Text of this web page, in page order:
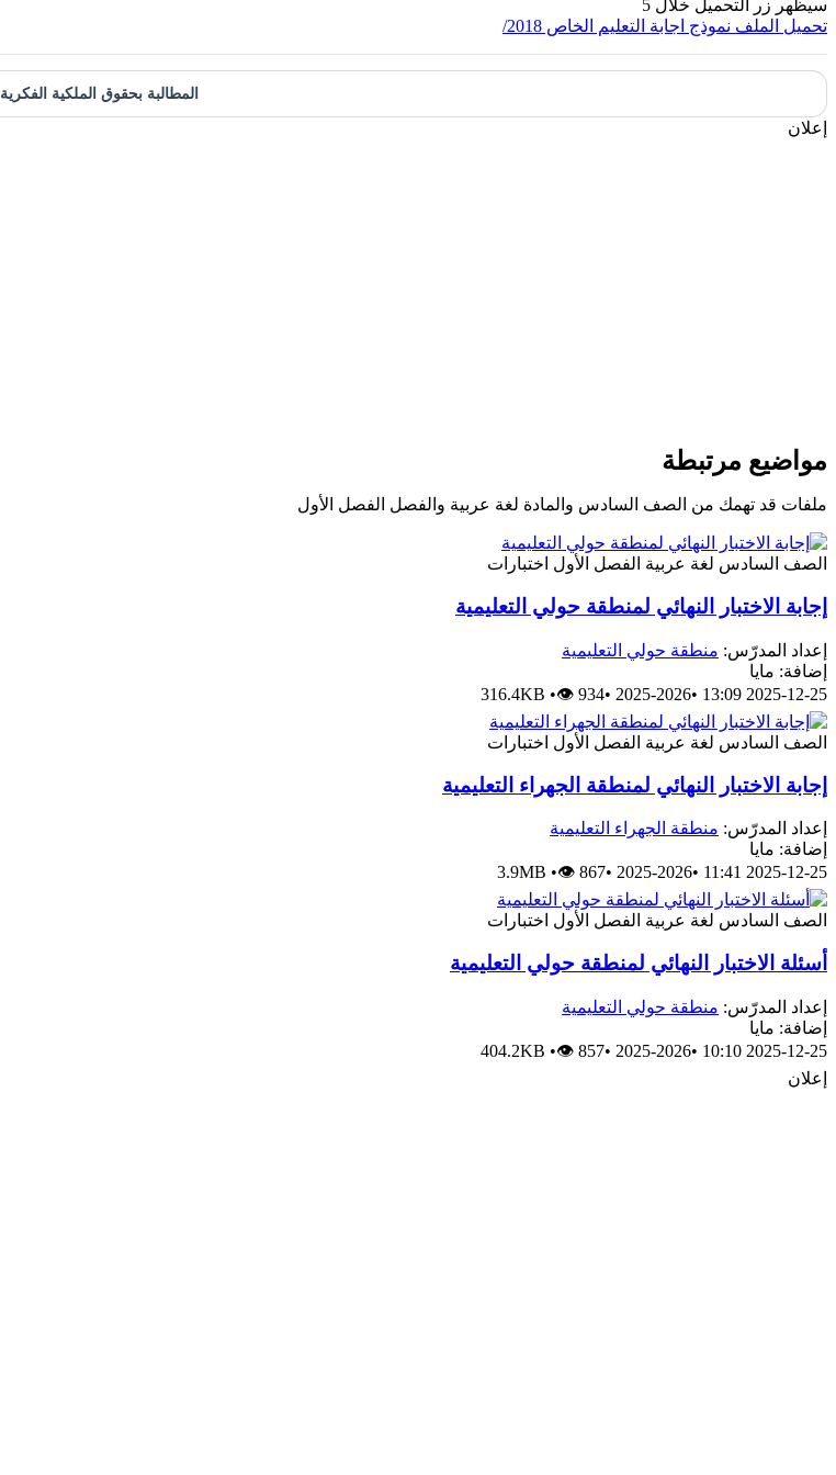
سيظهر زر التحميل خلال 5
تحميل الملف نموذج اجابة التعليم الخاص 2018/
المطالبة بحقوق الملكية الفكرية
إعلان
مواضيع مرتبطة
ملفات قد تهمك من الصف السادس والمادة لغة عربية والفصل الفصل الأول
الصف السادس لغة عربية الفصل الأول اختبارات
إجابة الاختبار النهائي لمنطقة حولي التعليمية
إعداد المدرّس: منطقة حولي التعليمية
إضافة: مايا
2025-12-25 13:09
•
2025-2026
•
316.4KB •👁 934
الصف السادس لغة عربية الفصل الأول اختبارات
إجابة الاختبار النهائي لمنطقة الجهراء التعليمية
إعداد المدرّس: منطقة الجهراء التعليمية
إضافة: مايا
2025-12-25 11:41
•
2025-2026
•
3.9MB •👁 867
الصف السادس لغة عربية الفصل الأول اختبارات
أسئلة الاختبار النهائي لمنطقة حولي التعليمية
إعداد المدرّس: منطقة حولي التعليمية
إضافة: مايا
2025-12-25 10:10
•
2025-2026
•
404.2KB •👁 857
إعلان